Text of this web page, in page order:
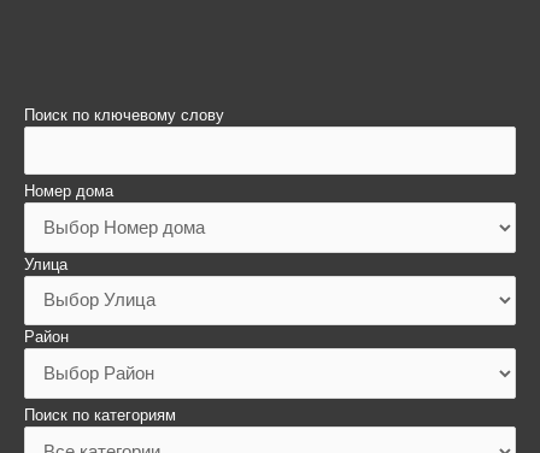
Поиск по ключевому слову
Номер дома
Улица
Район
Поиск по категориям